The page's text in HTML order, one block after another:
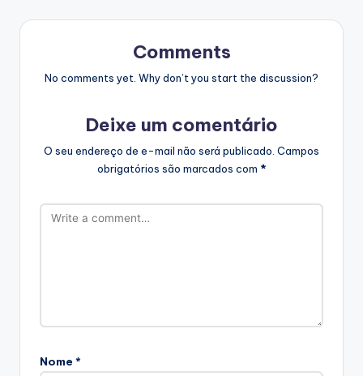
Comments
No comments yet. Why don’t you start the discussion?
Deixe um comentário
O seu endereço de e-mail não será publicado. Campos
obrigatórios são marcados com *
Nome *